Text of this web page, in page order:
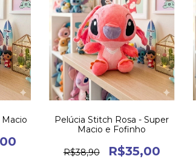
Pelúcia Stitch Rosa - Super
Macio e Fofinho
R$38,90 R$35,00